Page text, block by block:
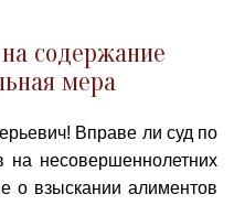
содержание
мера
Вправе ли суд по
на несовершеннолетних
о взыскании алиментов